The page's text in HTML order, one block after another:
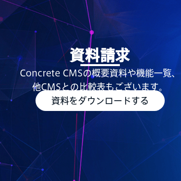
資料請求
Concrete CMSの概要資料や機能一覧、
他CMSとの比較表もございます。
資料をダウンロードする